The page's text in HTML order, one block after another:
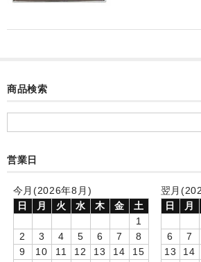
知育時計
制服メモリー
自作オリジナル時計
商品検索
営業日
今月(2026年8月)
日
月 火 水 木 金
土
1
2
3 4 5 6 7
8
9
10 11 12 13 14
15
翌月
日
月
6
7
13
14